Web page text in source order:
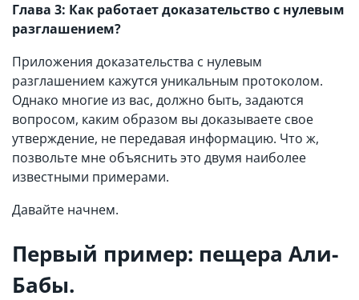
Глава 3: Как работает доказательство с нулевым
разглашением?
Приложения доказательства с нулевым
разглашением кажутся уникальным протоколом.
Однако многие из вас, должно быть, задаются
вопросом, каким образом вы доказываете свое
утверждение, не передавая информацию. Что ж,
позвольте мне объяснить это двумя наиболее
известными примерами.
Давайте начнем.
Первый пример: пещера Али-
Бабы.